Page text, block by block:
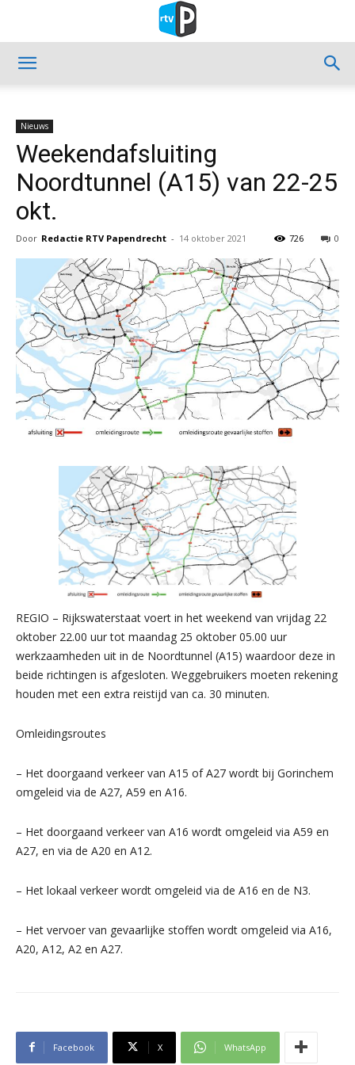
Nieuws
Weekendafsluiting
Noordtunnel (A15) van 22-25
okt.
Door Redactie RTV Papendrecht - 14 oktober 2021 0
726
REGIO – Rijkswaterstaat voert in het weekend van vrijdag 22
oktober 22.00 uur tot maandag 25 oktober 05.00 uur
werkzaamheden uit in de Noordtunnel (A15) waardoor deze in
beide richtingen is afgesloten. Weggebruikers moeten rekening
houden met een extra reistijd van ca. 30 minuten.
Omleidingsroutes
– Het doorgaand verkeer van A15 of A27 wordt bij Gorinchem
omgeleid via de A27, A59 en A16.
– Het doorgaand verkeer van A16 wordt omgeleid via A59 en
A27, en via de A20 en A12.
– Het lokaal verkeer wordt omgeleid via de A16 en de N3.
– Het vervoer van gevaarlijke stoffen wordt omgeleid via A16,
A20, A12, A2 en A27.
Facebook X WhatsApp